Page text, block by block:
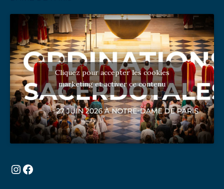
Cliquez pour accepter les cookies
marketing et activer ce contenu
Instagram
Facebook